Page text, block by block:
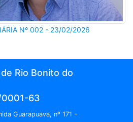
Nº 002 - 23/02/2026
Rio Bonito do
0001-63
Guarapuava, nº 171 -